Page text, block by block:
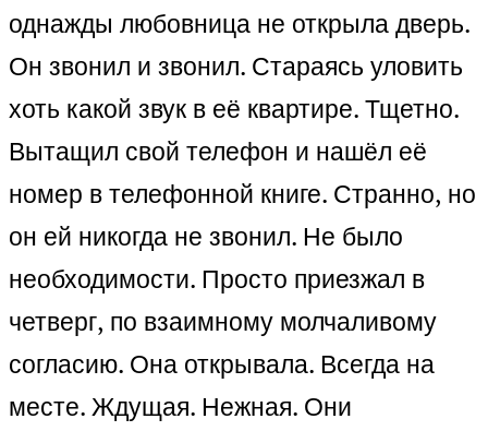
однажды любовница не открыла дверь.
Он звонил и звонил. Стараясь уловить
хоть какой звук в её квартире. Тщетно.
Вытащил свой телефон и нашёл её
номер в телефонной книге. Странно, но
он ей никогда не звонил. Не было
необходимости. Просто приезжал в
четверг, по взаимному молчаливому
согласию. Она открывала. Всегда на
месте. Ждущая. Нежная. Они